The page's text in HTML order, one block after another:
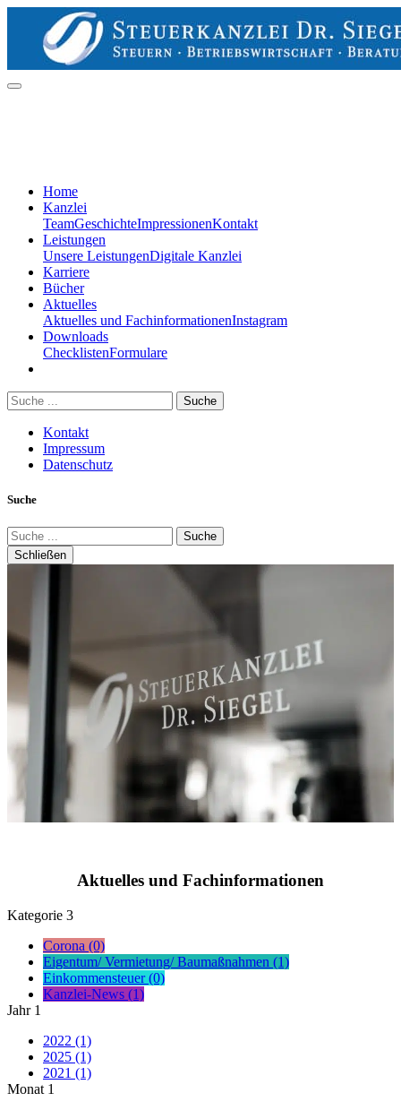
Home
Kanzlei
TeamGeschichteImpressionenKontakt
Leistungen
Unsere LeistungenDigitale Kanzlei
Karriere
Bücher
Aktuelles
Aktuelles und FachinformationenInstagram
Downloads
ChecklistenFormulare
Suche
Kontakt
Impressum
Datenschutz
Suche
Suche
Schließen
Aktuelles und Fachinformationen
Kategorie 3
Corona (0)
Eigentum/ Vermietung/ Baumaßnahmen (1)
Einkommensteuer (0)
Kanzlei-News (1)
Jahr 1
2022 (1)
2025 (1)
2021 (1)
Monat 1